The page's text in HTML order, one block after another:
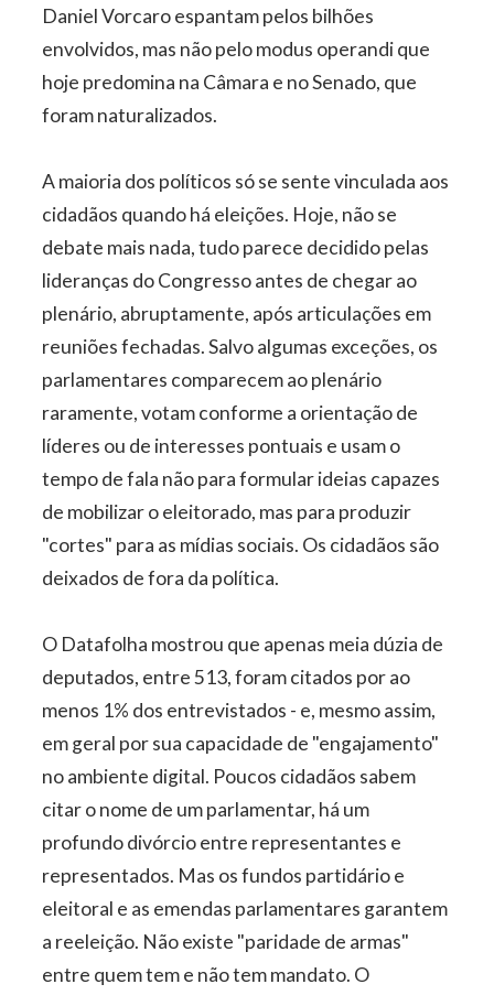
Daniel Vorcaro espantam pelos bilhões
envolvidos, mas não pelo modus operandi que
hoje predomina na Câmara e no Senado, que
foram naturalizados.
A maioria dos políticos só se sente vinculada aos
cidadãos quando há eleições. Hoje, não se
debate mais nada, tudo parece decidido pelas
lideranças do Congresso antes de chegar ao
plenário, abruptamente, após articulações em
reuniões fechadas. Salvo algumas exceções, os
parlamentares comparecem ao plenário
raramente, votam conforme a orientação de
líderes ou de interesses pontuais e usam o
tempo de fala não para formular ideias capazes
de mobilizar o eleitorado, mas para produzir
"cortes" para as mídias sociais. Os cidadãos são
deixados de fora da política.
O Datafolha mostrou que apenas meia dúzia de
deputados, entre 513, foram citados por ao
menos 1% dos entrevistados - e, mesmo assim,
em geral por sua capacidade de "engajamento"
no ambiente digital. Poucos cidadãos sabem
citar o nome de um parlamentar, há um
profundo divórcio entre representantes e
representados. Mas os fundos partidário e
eleitoral e as emendas parlamentares garantem
a reeleição. Não existe "paridade de armas"
entre quem tem e não tem mandato. O